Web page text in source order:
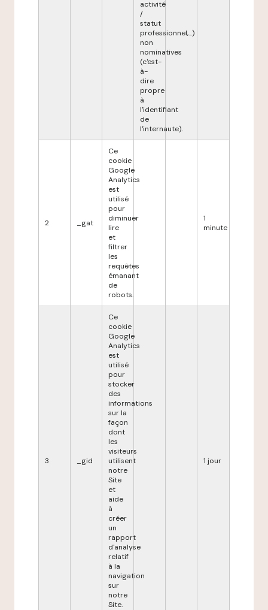
activité
/
statut
professionnel,...)
non
nominatives
(c'est-
à-
dire
propre
à
l'identifiant
de
l'internaute).
2 _gat
Ce
cookie
Google
Analytics
est
utilisé
pour
diminuer
lire
et
filtrer
les
requêtes
émanant
de
robots.
1
minute
3 _gid
Ce
cookie
Google
Analytics
est
utilisé
pour
stocker
des
informations
sur la
façon
dont
les
visiteurs
utilisent
notre
Site
et
aide
à
créer
un
rapport
d'analyse
relatif
à la
navigation
sur
notre
Site.
1 jour